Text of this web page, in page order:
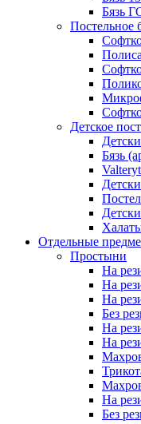
Бязь
Постельное
Детское
Бязь
Отдельные
Простыни
На
На
На
Без
На
На
На
Без